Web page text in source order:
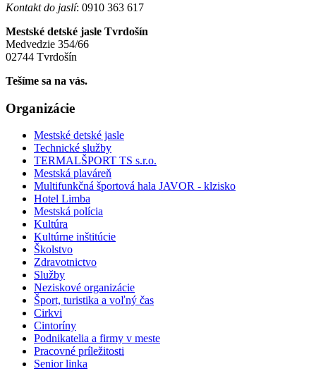
Kontakt do jaslí: 0910 363 617
Mestské detské jasle Tvrdošín
Medvedzie 354/66
02744 Tvrdošín
Tešíme sa na vás.
Organizácie
Mestské detské jasle
Technické služby
TERMALŠPORT TS s.r.o.
Mestská plaváreň
Multifunkčná športová hala JAVOR - klzisko
Hotel Limba
Mestská polícia
Kultúra
Kultúrne inštitúcie
Školstvo
Zdravotnictvo
Služby
Neziskové organizácie
Šport, turistika a voľný čas
Cirkvi
Cintoríny
Podnikatelia a firmy v meste
Pracovné príležitosti
Senior linka